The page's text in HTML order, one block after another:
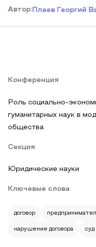
Автор:Плаев Георгий
Конференция
Роль социально-
гуманитарных наук в
общества
Секция
Юридические науки
Ключевые слова
договор
нарушение договора суд